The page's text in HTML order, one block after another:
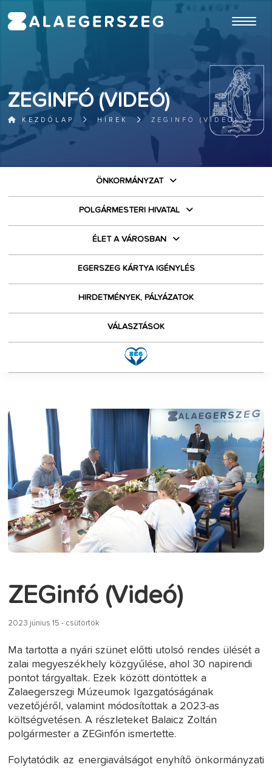
ZEGINFÓ (VIDEÓ)
KEZDŐLAP HÍREK ZEGINFÓ (VIDEÓ)
ÖNKORMÁNYZAT
POLGÁRMESTERI HIVATAL
ÉLET A VÁROSBAN
EGERSZEG KÁRTYA IGÉNYLÉS
HIRDETMÉNYEK, PÁLYÁZATOK
VÁLASZTÁSOK
ZEGinfó (Videó)
2023 június 15 - csütörtök
Ma tartotta a nyári szünet előtti utolsó rendes ülését a
zalai megyeszékhely közgyűlése, ahol 30 napirendi
pontot tárgyaltak. Ezek között döntöttek a
Zalaegerszegi Múzeumok Igazgatóságának
vezetőjéről, valamint módosítottak a 2023-as
költségvetésen. A részleteket Balaicz Zoltán
polgármester a ZEGinfón ismertette.
Folytatódik az energiaválságot enyhítő önkormányzati